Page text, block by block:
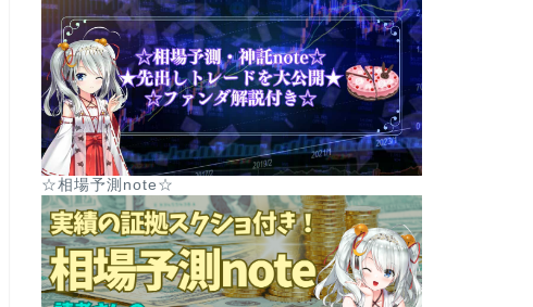
☆相場予測note☆